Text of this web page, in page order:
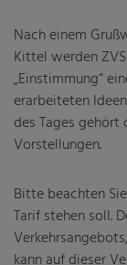
Nach einem
Kittel werden
„Einstimmung“
erarbeiteten
des Tages gehört
Vorstellungen.
Bitte beachten
Tarif stehen soll.